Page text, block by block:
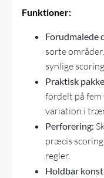
Funktioner:
Forudmalede
sorte
synlige
Praktisk
fordelt på fem
variation i
Perforering:
præcis scoring
regler.
Holdbar